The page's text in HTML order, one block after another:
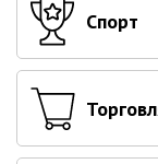
Спорт